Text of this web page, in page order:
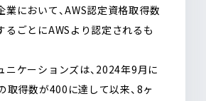
業において、AWS認定資格取得数
るごとにAWSより認定されるも
ニケーションズは、2024年9月に
取得数が400に達して以来、8ヶ